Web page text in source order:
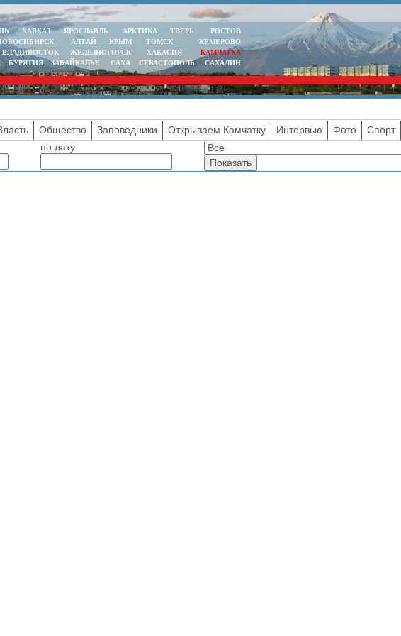
КАВКАЗ ЯРОСЛАВЛЬ АРКТИКА ТВЕРЬ
РОСТОВ
АЛТАЙ КРЫМ ТОМСК
КЕМЕРОВО
ВЛАДИВОСТОК ЖЕЛЕЗНОГОРСК ХАКАСИЯ
КАМЧАТКА
БУРЯТИЯ ЗАБАЙКАЛЬЕ САХА СЕВАСТОПОЛЬ САХАЛИН
Общество Заповедники Открываем Камчатку Интервью Фото Спорт
по дату